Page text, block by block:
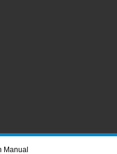
Manual